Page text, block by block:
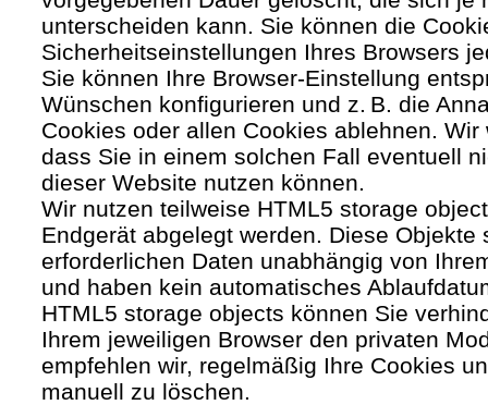
unterscheiden kann. Sie können die
Sicherheitseinstellungen Ihres Browsers
Sie können Ihre Browser-Einstellung
Wünschen konfigurieren und z. B. die
Cookies oder allen Cookies ablehnen.
dass Sie in einem solchen Fall eventuell
dieser Website nutzen können.
Wir nutzen teilweise HTML5 storage
Endgerät abgelegt werden. Diese Objekte
erforderlichen Daten unabhängig von
und haben kein automatisches
HTML5 storage objects können Sie
Ihrem jeweiligen Browser den privaten
empfehlen wir, regelmäßig Ihre Cookies
manuell zu löschen.